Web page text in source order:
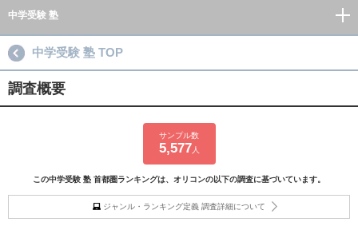
中学受験 塾
中学受験 塾 TOP
調査概要
サンプル数
5,577 人
この中学受験 塾 首都圏ランキングは、オリコンの以下の調査に基づいています。
ジャンル・ランキング定義 調査詳細について